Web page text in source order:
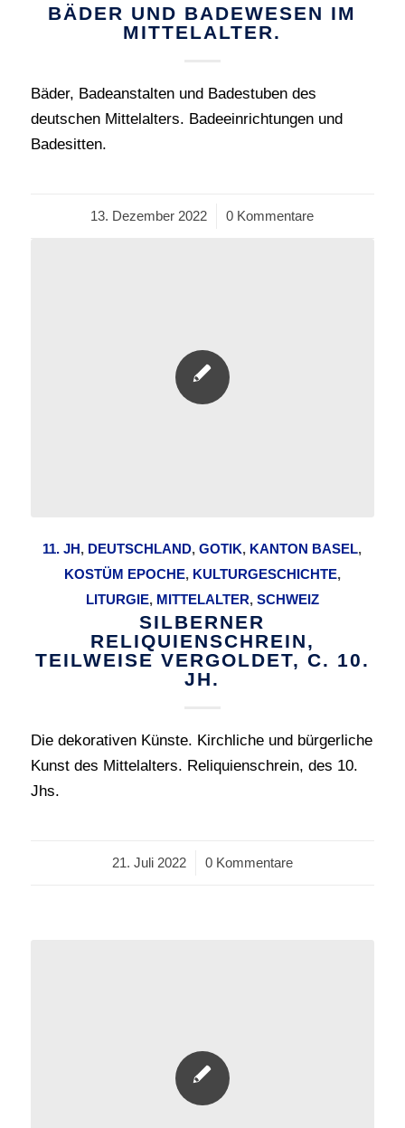
BÄDER UND BADEWESEN IM
MITTELALTER.
Bäder, Badeanstalten und Badestuben des
deutschen Mittelalters. Badeeinrichtungen und
Badesitten.
13. Dezember 2022
/ 0 Kommentare
11. JH, DEUTSCHLAND,GOTIK, KANTON BASEL,
KOSTÜM EPOCHE, KULTURGESCHICHTE,
LITURGIE, MITTELALTER, SCHWEIZ
SILBERNER
RELIQUIENSCHREIN,
TEILWEISE VERGOLDET, C. 10.
JH.
Die dekorativen Künste. Kirchliche und bürgerliche
Kunst des Mittelalters. Reliquienschrein, des 10.
Jhs.
21. Juli 2022
/ 0 Kommentare